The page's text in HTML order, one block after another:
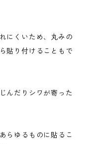
にくいため、丸みの
貼り付けることもで
んだりシワが寄った
らゆるものに貼るこ